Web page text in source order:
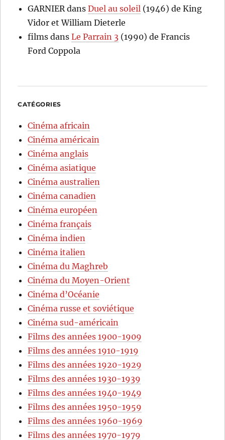
GARNIER dansDuel au soleil (1946) de King
Vidor et William Dieterle
films dansLe Parrain 3 (1990) de Francis
Ford Coppola
CATÉGORIES
Cinéma africain
Cinéma américain
Cinéma anglais
Cinéma asiatique
Cinéma australien
Cinéma canadien
Cinéma européen
Cinéma français
Cinéma indien
Cinéma italien
Cinéma du Maghreb
Cinéma du Moyen-Orient
Cinéma d’Océanie
Cinéma russe et soviétique
Cinéma sud-américain
Films des années 1900-1909
Films des années 1910-1919
Films des années 1920-1929
Films des années 1930-1939
Films des années 1940-1949
Films des années 1950-1959
Films des années 1960-1969
Films des années 1970-1979